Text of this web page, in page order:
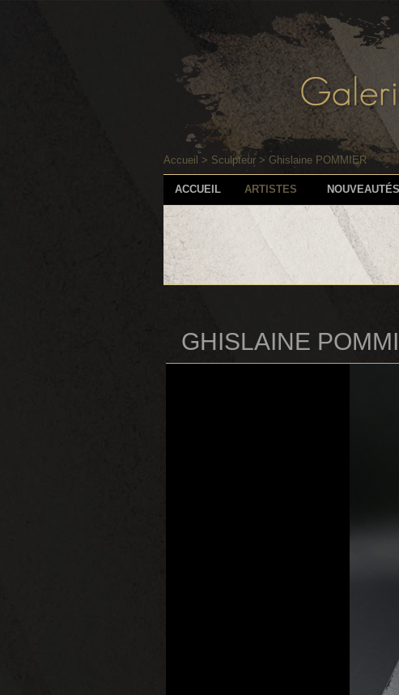
Accueil > Sculpteur > Ghislaine POMMIER
ACCUEIL ARTISTES NOUVEAUTÉS
GHISLAINE